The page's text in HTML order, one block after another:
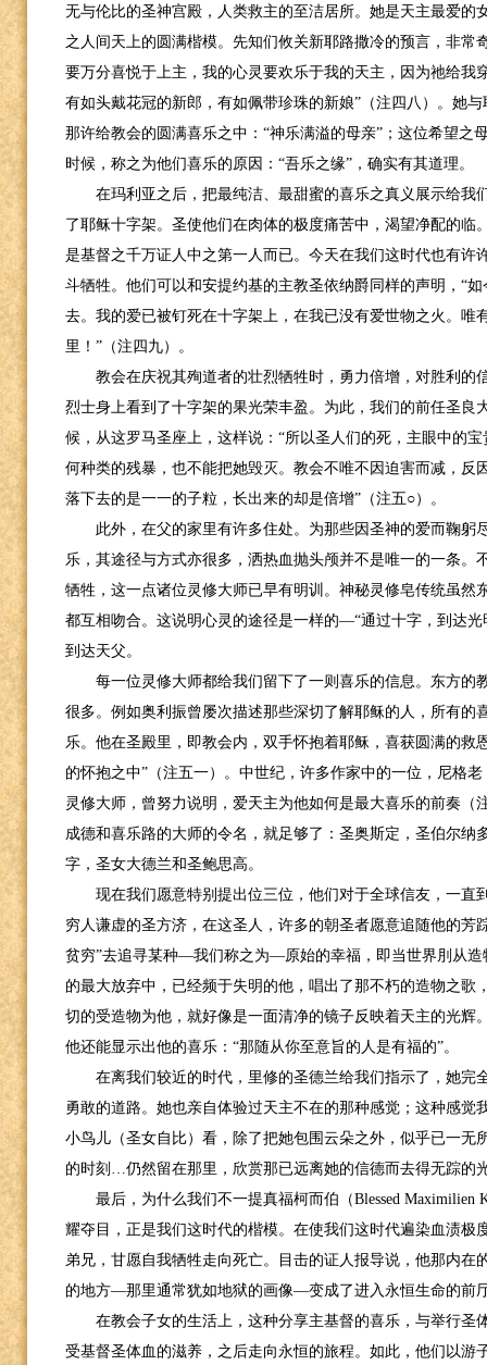
无与伦比的圣神宫殿，人类救主的至洁居所。她是天主最爱的
之人间天上的圆满楷模。先知们攸关新耶路撒冷的预言，非常
要万分喜悦于上主，我的心灵要欢乐于我的天主，因为祂给我
有如头戴花冠的新郎，有如佩带珍珠的新娘”（注四八）。她
那许给教会的圆满喜乐之中：“神乐满溢的母亲”；这位希望之
时候，称之为他们喜乐的原因：“吾乐之缘”，确实有其道理。
在玛利亚之后，把最纯洁、最甜蜜的喜乐之真义展示给我
了耶稣十字架。圣使他们在肉体的极度痛苦中，渴望净配的临
是基督之千万证人中之第一人而已。今天在我们这时代也有许
斗牺牲。他们可以和安提约基的主教圣依纳爵同样的声明，“
去。我的爱已被钉死在十字架上，在我已没有爱世物之火。唯
里！”（注四九）。
教会在庆祝其殉道者的壮烈牺牲时，勇力倍增，对胜利的
烈士身上看到了十字架的果光荣丰盈。为此，我们的前任圣良
候，从这罗马圣座上，这样说：“所以圣人们的死，主眼中的
何种类的残暴，也不能把她毁灭。教会不唯不因迫害而减，反
落下去的是一一的子粒，长出来的却是倍增”（注五○）。
此外，在父的家里有许多住处。为那些因圣神的爱而鞠躬
乐，其途径与方式亦很多，洒热血抛头颅并不是唯一的一条。
牺牲，这一点诸位灵修大师已早有明训。神秘灵修皂传统虽然
都互相吻合。这说明心灵的途径是一样的—“通过十字，到达
到达天父。
每一位灵修大师都给我们留下了一则喜乐的信息。东方的
很多。例如奥利振曾屡次描述那些深切了解耶稣的人，所有的
乐。他在圣殿里，即教会内，双手怀抱着耶稣，喜获圆满的救
的怀抱之中”（注五一）。中世纪，许多作家中的一位，尼格
灵修大师，曾努力说明，爱天主为他如何是最大喜乐的前奏（
成德和喜乐路的大师的令名，就足够了：圣奥斯定，圣伯尔纳
字，圣女大德兰和圣鲍思高。
现在我们愿意特别提出位三位，他们对于全球信友，一直
穷人谦虚的圣方济，在这圣人，许多的朝圣者愿意追随他的芳
贫穷”去追寻某种—我们称之为—原始的幸福，即当世界刖从
的最大放弃中，已经频于失明的他，唱出了那不朽的造物之歌
切的受造物为他，就好像是一面清净的镜子反映着天主的光辉
他还能显示出他的喜乐：“那随从你至意旨的人是有福的”。
在离我们较近的时代，里修的圣德兰给我们指示了，她完
勇敢的道路。她也亲自体验过天主不在的那种感觉；这种感觉
小鸟儿（圣女自比）看，除了把她包围云朵之外，似乎已一
的时刻…仍然留在那里，欣赏那已远离她的信德而去得无踪的
最后，为什么我们不一提真福柯而伯（Blessed Maximilien
耀夺目，正是我们这时代的楷模。在使我们这时代遍染血渍极
弟兄，甘愿自我牺牲走向死亡。目击的证人报导说，他那内在
的地方—那里通常犹如地狱的画像—变成了进入永恒生命的前
在教会子女的生活上，这种分享主基督的喜乐，与举行圣
受基督圣体血的滋养，之后走向永恒的旅程。如此，他们以游